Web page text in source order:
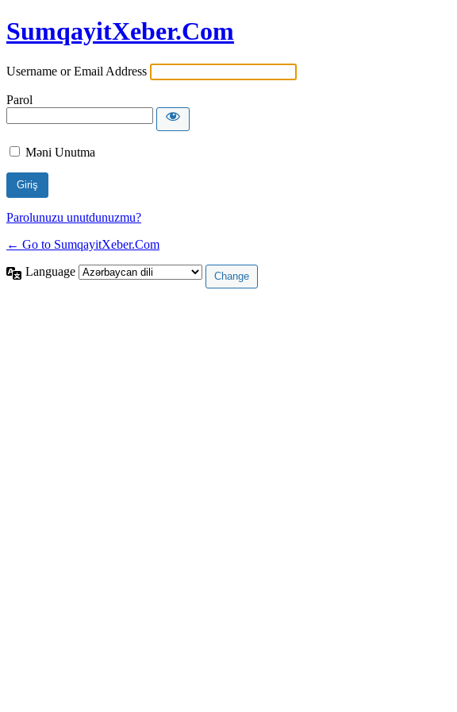
SumqayitXeber.Com
Username or Email Address
Parol
Məni Unutma
Parolunuzu unutdunuzmu?
← Go to SumqayitXeber.Com
Language